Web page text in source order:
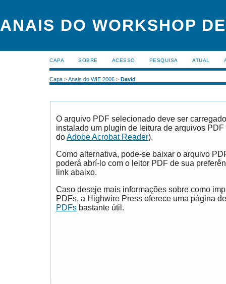
ANAIS DO WORKSHOP
CAPA SOBRE ACESSO PESQUISA ATUAL
Capa >Anais do WIE 2006 > David
O arquivo PDF selecionado deve ser
instalado um plugin de leitura de arquivos
doAdobe Acrobat Reader).
Como alternativa, pode-se baixar o arquivo
poderá abrí-lo com o leitor PDF de sua
link abaixo.
Caso deseje mais informações sobre como
PDFs, a Highwire Press oferece uma página
PDFs bastante útil.